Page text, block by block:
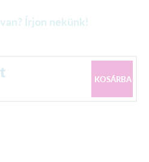
Írjon nekünk!